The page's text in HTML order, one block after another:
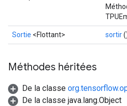
Sortie <Flottant> sortir
Méthodes héritées
De la classe
De la classe java.lang.Object